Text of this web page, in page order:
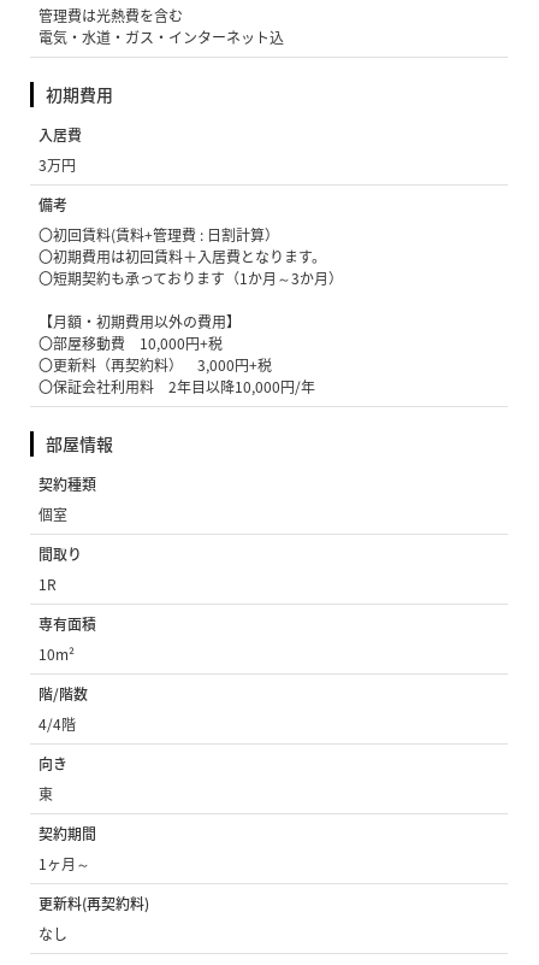
管理費は光熱費を含む
電気・水道・ガス・インターネット込
初期費用
入居費
3万円
備考
〇初回賃料(賃料+管理費 : 日割計算）
〇初期費用は初回賃料＋入居費となります。
〇短期契約も承っております（1か月～3か月）
【月額・初期費用以外の費用】
〇部屋移動費 10,000円+税
〇更新料（再契約料） 3,000円+税
〇保証会社利用料 2年目以降10,000円/年
部屋情報
契約種類
個室
間取り
1R
専有面積
10m²
階/階数
4/4階
向き
東
契約期間
1ヶ月～
更新料(再契約料)
なし